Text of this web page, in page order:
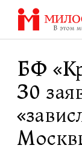
Перейти
содержанию
БФ
З0